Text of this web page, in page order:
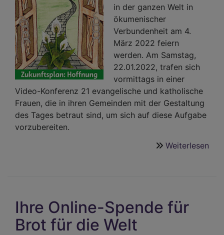
in der ganzen Welt in
ökumenischer
Verbundenheit am 4.
März 2022 feiern
werden. Am Samstag,
22.01.2022, trafen sich
vormittags in einer
Video-Konferenz 21 evangelische und katholische
Frauen, die in ihren Gemeinden mit der Gestaltung
des Tages betraut sind, um sich auf diese Aufgabe
vorzubereiten.
Weiterlesen
Ihre Online-Spende für
Brot für die Welt